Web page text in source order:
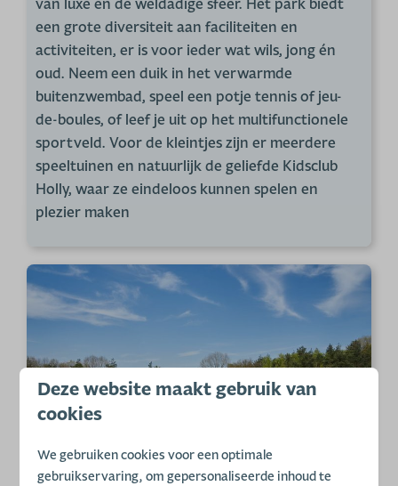
een grote diversiteit aan faciliteiten en
activiteiten, er is voor ieder wat wils, jong én
oud. Neem een duik in het verwarmde
buitenzwembad, speel een potje tennis of jeu-
de-boules, of leef je uit op het multifunctionele
sportveld. Voor de kleintjes zijn er meerdere
speeltuinen en natuurlijk de geliefde Kidsclub
Holly, waar ze eindeloos kunnen spelen en
plezier maken
Deze website maakt gebruik van
cookies
We gebruiken cookies voor een optimale
gebruikservaring, om gepersonaliseerde inhoud te